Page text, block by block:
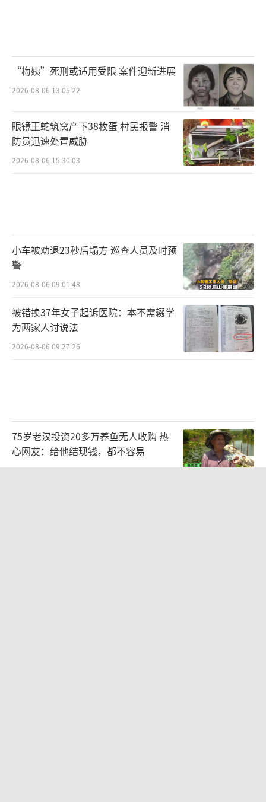
“梅姨”死刑或适用受限 案件迎新进展
2026-08-06 13:05:22
眼镜王蛇筑窝产下38枚蛋 村民报警 消
防员迅速处置威胁
2026-08-06 15:30:03
小车被劝退23秒后塌方 巡查人员及时预
警
2026-08-06 09:01:48
被错换37年女子起诉医院：本不需辍学
为两家人讨说法
2026-08-06 09:27:26
75岁老汉投资20多万养鱼无人收购 热
心网友：给他结现钱，都不容易
2026-08-06 16:44:32